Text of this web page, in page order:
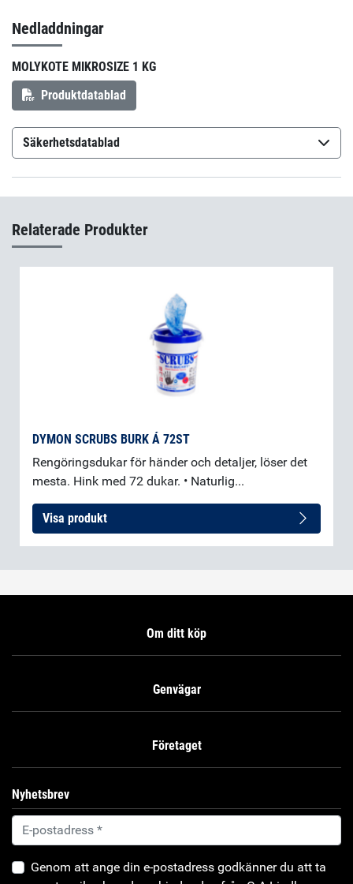
Nedladdningar
MOLYKOTE MIKROSIZE 1 KG
Produktdatablad
Säkerhetsdatablad
Molykote Microsize Powder (sv-SE)
Relaterade Produkter
DYMON SCRUBS BURK Á 72ST
Rengöringsdukar för händer och detaljer, löser det
mesta. Hink med 72 dukar. • Naturlig...
Visa produkt
Om ditt köp
Genvägar
Företaget
Nyhetsbrev
Genom att ange din e-postadress godkänner du att ta